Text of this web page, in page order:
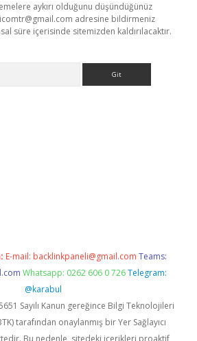
aykırı olduğunu düşündüğünüz
adresine bildirmeniz
süre içerisinde sitemizden kaldırılacaktır.
E-mail: backlinkpaneli@gmail.com Teams:
Whatsapp: 0262 606 0 726 Telegram:
@karabul
Sayılı Kanun gereğince Bilgi Teknolojileri
tarafından onaylanmış bir Yer Sağlayıcı
Bu nedenle, sitedeki içerikleri proaktif